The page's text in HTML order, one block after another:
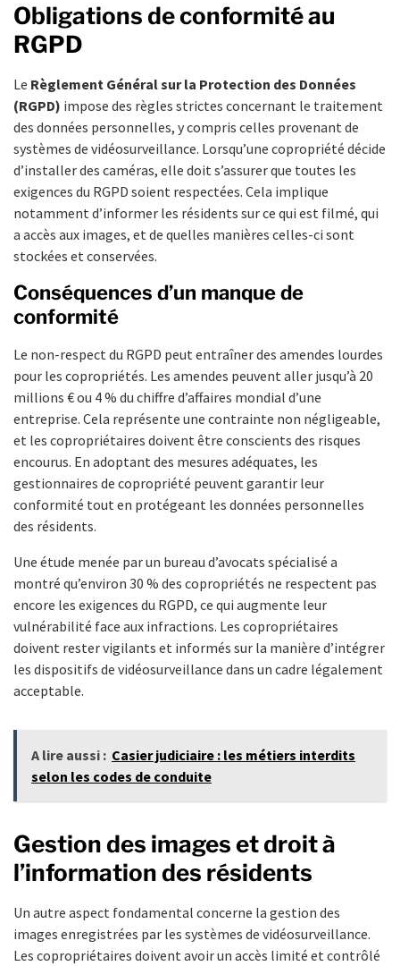
Obligations de conformité au
RGPD
Le Règlement Général sur la Protection des Données
(RGPD) impose des règles strictes concernant le traitement
des données personnelles, y compris celles provenant de
systèmes de vidéosurveillance. Lorsqu’une copropriété décide
d’installer des caméras, elle doit s’assurer que toutes les
exigences du RGPD soient respectées. Cela implique
notamment d’informer les résidents sur ce qui est filmé, qui
a accès aux images, et de quelles manières celles-ci sont
stockées et conservées.
Conséquences d’un manque de
conformité
Le non-respect du RGPD peut entraîner des amendes lourdes
pour les copropriétés. Les amendes peuvent aller jusqu’à 20
millions € ou 4 % du chiffre d’affaires mondial d’une
entreprise. Cela représente une contrainte non négligeable,
et les copropriétaires doivent être conscients des risques
encourus. En adoptant des mesures adéquates, les
gestionnaires de copropriété peuvent garantir leur
conformité tout en protégeant les données personnelles
des résidents.
Une étude menée par un bureau d’avocats spécialisé a
montré qu’environ 30 % des copropriétés ne respectent pas
encore les exigences du RGPD, ce qui augmente leur
vulnérabilité face aux infractions. Les copropriétaires
doivent rester vigilants et informés sur la manière d’intégrer
les dispositifs de vidéosurveillance dans un cadre légalement
acceptable.
A lire aussi : Casier judiciaire : les métiers interdits
selon les codes de conduite
Gestion des images et droit à
l’information des résidents
Un autre aspect fondamental concerne la gestion des
images enregistrées par les systèmes de vidéosurveillance.
Les copropriétaires doivent avoir un accès limité et contrôlé